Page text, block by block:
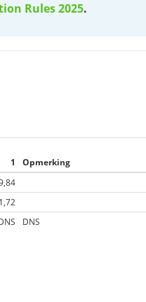
Rules 2025.
1 Opmerking
DNS